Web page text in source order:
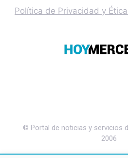
Política de Privacidad y
© Portal de noticias y servicios
2006